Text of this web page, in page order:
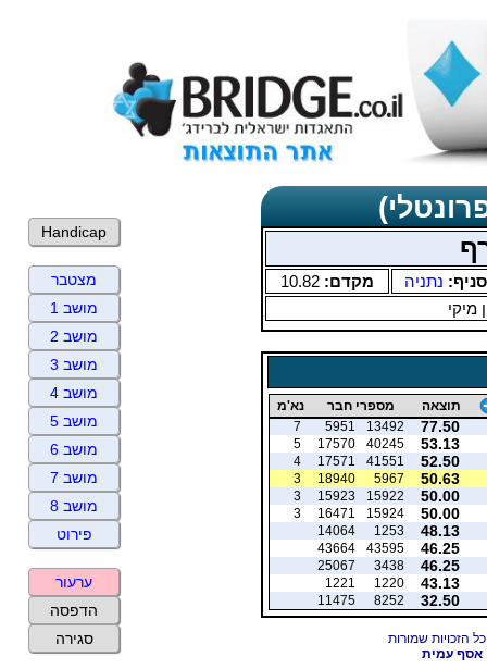
סניף: נתניה מקדם: 10.82
מיקי
תוצאה מספרי חבר נא'מ
77.50
13492
5951
7
53.13
40245
17570
5
52.50
41551
17571
4
50.63
5967
18940
3
50.00
15922
15923
3
50.00
15924
16471
3
48.13
1253
14064
46.25
43595
43664
46.25
3438
25067
43.13
1220
1221
32.50
8252
11475
אסף עמית
Handicap
מצטבר
מושב 1
מושב 2
מושב 3
מושב 4
מושב 5
מושב 6
מושב 7
מושב 8
פירוט
ערעור
הדפסה
סגירה